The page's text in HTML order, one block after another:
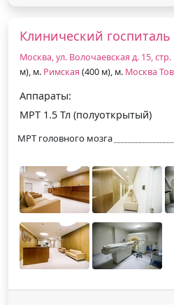
Клинический госпиталь
Москва, ул. Волочаевская д. 15, стр.
м), м. Римская (400 м), м. Москва
Аппараты:
МРТ 1.5 Тл (полуоткрытый)
МРТ головного мозга